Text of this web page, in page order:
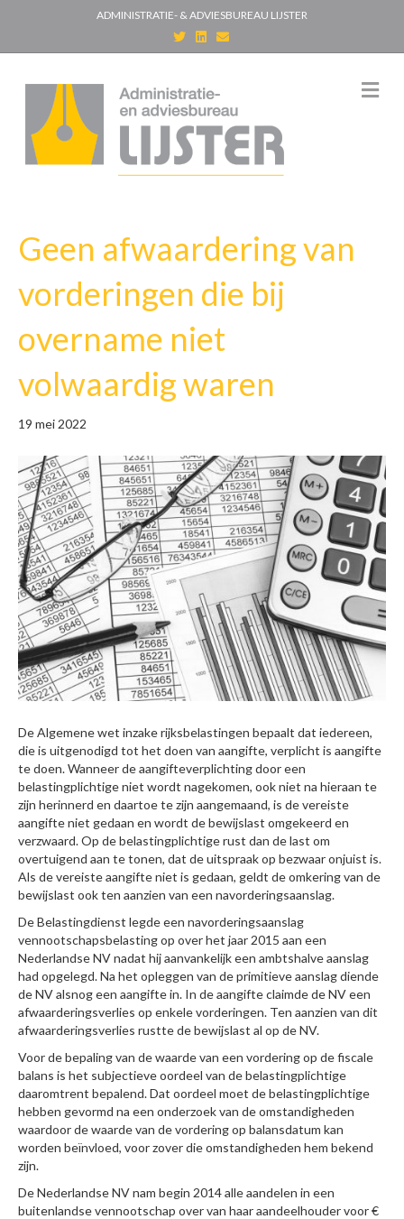
ADMINISTRATIE- & ADVIESBUREAU LIJSTER
T
w
i
e
r
n
d
i
n
E
m
a
M
e
Geen afwaardering van
vorderingen die bij
overname niet
volwaardig waren
19 mei 2022
De Algemene wet inzake rijksbelastingen bepaalt dat iedereen,
die is uitgenodigd tot het doen van aangifte, verplicht is aangifte
te doen. Wanneer de aangifteverplichting door een
belastingplichtige niet wordt nagekomen, ook niet na hieraan te
zijn herinnerd en daartoe te zijn aangemaand, is de vereiste
aangifte niet gedaan en wordt de bewijslast omgekeerd en
verzwaard. Op de belastingplichtige rust dan de last om
overtuigend aan te tonen, dat de uitspraak op bezwaar onjuist is.
Als de vereiste aangifte niet is gedaan, geldt de omkering van de
bewijslast ook ten aanzien van een navorderingsaanslag.
De Belastingdienst legde een navorderingsaanslag
vennootschapsbelasting op over het jaar 2015 aan een
Nederlandse NV nadat hij aanvankelijk een ambtshalve aanslag
had opgelegd. Na het opleggen van de primitieve aanslag diende
de NV alsnog een aangifte in. In de aangifte claimde de NV een
afwaarderingsverlies op enkele vorderingen. Ten aanzien van dit
afwaarderingsverlies rustte de bewijslast al op de NV.
Voor de bepaling van de waarde van een vordering op de fiscale
balans is het subjectieve oordeel van de belastingplichtige
daaromtrent bepalend. Dat oordeel moet de belastingplichtige
hebben gevormd na een onderzoek van de omstandigheden
waardoor de waarde van de vordering op balansdatum kan
worden beïnvloed, voor zover die omstandigheden hem bekend
zijn.
De Nederlandse NV nam begin 2014 alle aandelen in een
buitenlandse vennootschap over van haar aandeelhouder voor €